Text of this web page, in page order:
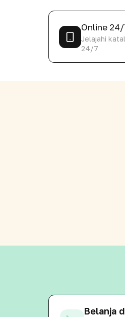
Online
Jelajahi
24/7
Belanja